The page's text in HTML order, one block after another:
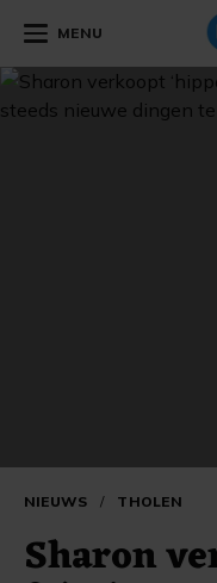
MENU
NIEUWS / THOLEN
Sharon